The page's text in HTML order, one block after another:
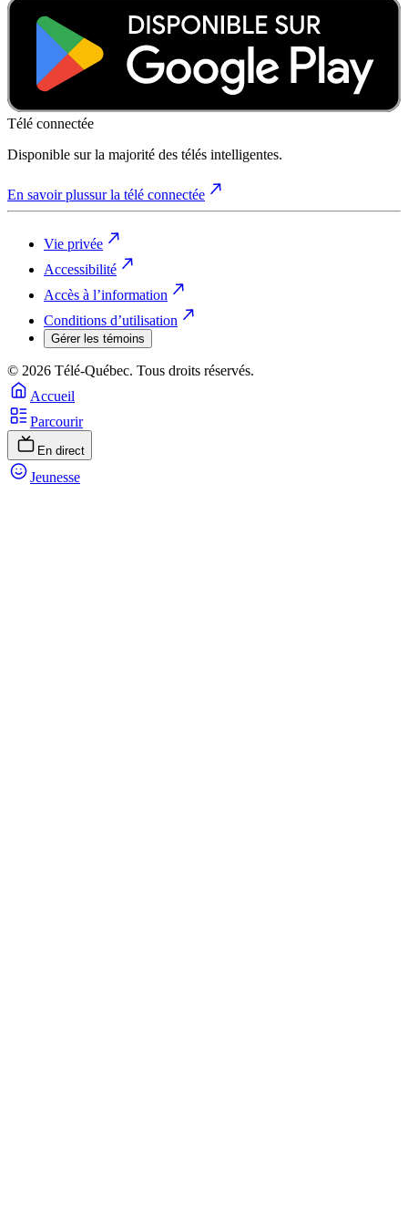
Télé connectée
Disponible sur la majorité des télés intelligentes.
En savoir plussur la télé connectée
Vie privée
Accessibilité
Accès à l’information
Conditions d’utilisation
Gérer les témoins
© 2026 Télé-Québec. Tous droits réservés.
Accueil
Parcourir
En direct
Jeunesse